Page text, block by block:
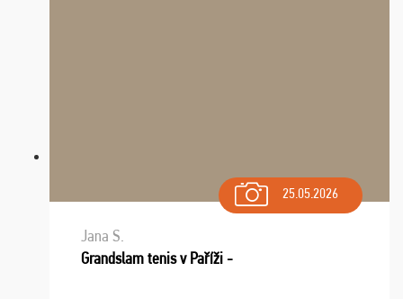
25.05.2026
Jana S.
Grandslam tenis v Paříži -